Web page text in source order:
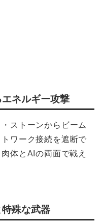
ネルギー攻撃
ストーンからビーム
ワーク接続を遮断で
体とAIの両面で戦え
殊な武器